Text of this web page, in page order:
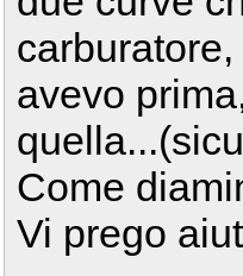
avevo
Come
Vi prego